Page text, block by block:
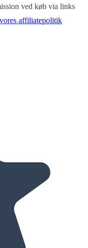
ved køb via links
affiliatepolitik